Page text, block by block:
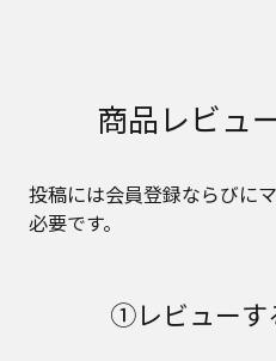
商品レビュ
投稿には会員登録ならびに
必要です。
①レビューす